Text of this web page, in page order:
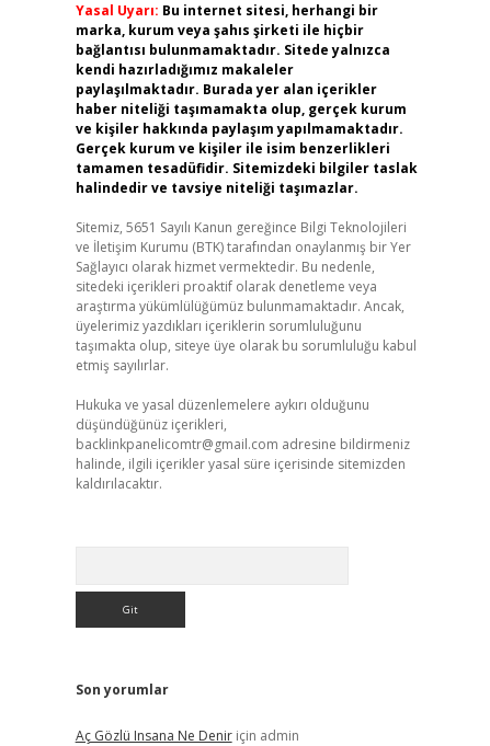
Yasal Uyarı: Bu internet sitesi, herhangi bir
marka, kurum veya şahıs şirketi ile hiçbir
bağlantısı bulunmamaktadır. Sitede yalnızca
kendi hazırladığımız makaleler
paylaşılmaktadır. Burada yer alan içerikler
haber niteliği taşımamakta olup, gerçek kurum
ve kişiler hakkında paylaşım yapılmamaktadır.
Gerçek kurum ve kişiler ile isim benzerlikleri
tamamen tesadüfidir. Sitemizdeki bilgiler taslak
halindedir ve tavsiye niteliği taşımazlar.
Sitemiz, 5651 Sayılı Kanun gereğince Bilgi Teknolojileri
ve İletişim Kurumu (BTK) tarafından onaylanmış bir Yer
Sağlayıcı olarak hizmet vermektedir. Bu nedenle,
sitedeki içerikleri proaktif olarak denetleme veya
araştırma yükümlülüğümüz bulunmamaktadır. Ancak,
üyelerimiz yazdıkları içeriklerin sorumluluğunu
taşımakta olup, siteye üye olarak bu sorumluluğu kabul
etmiş sayılırlar.
Hukuka ve yasal düzenlemelere aykırı olduğunu
düşündüğünüz içerikleri,
backlinkpanelicomtr@gmail.com adresine bildirmeniz
halinde, ilgili içerikler yasal süre içerisinde sitemizden
kaldırılacaktır.
Son yorumlar
Aç Gözlü Insana Ne Deniriçin admin